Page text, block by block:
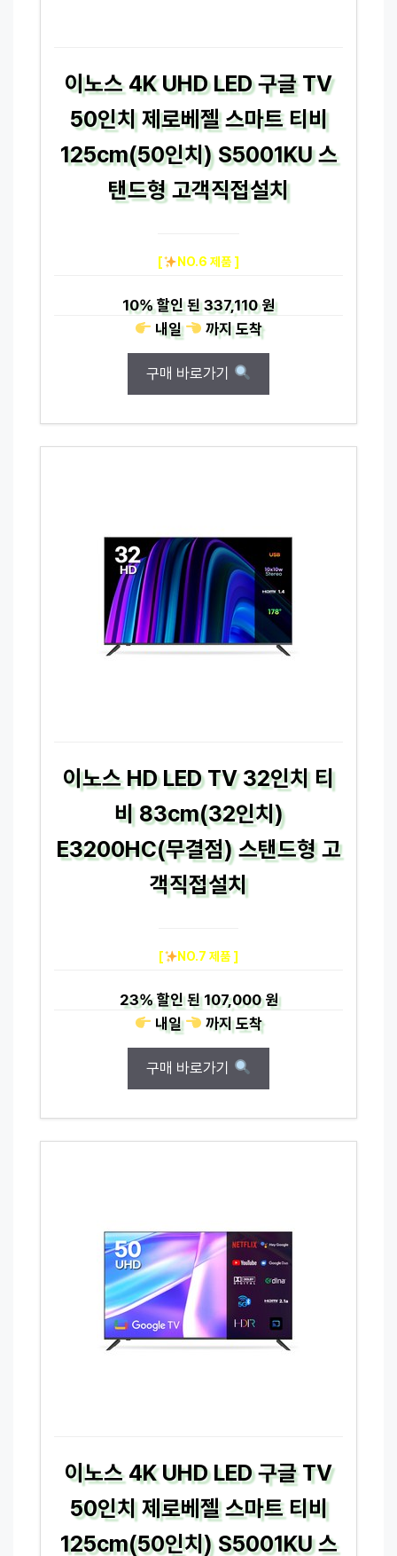
이노스 4K UHD LED 구글 TV
50인치 제로베젤 스마트 티비
125cm(50인치) S5001KU 스
탠드형 고객직접설치
[ NO.6 제품 ]
10%할인 된337,110 원
내일
까지도착
구매 바로가기
이노스 HD LED TV 32인치 티
비 83cm(32인치)
E3200HC(무결점) 스탠드형 고
객직접설치
[ NO.7 제품 ]
23%할인 된107,000 원
내일
까지도착
구매 바로가기
이노스 4K UHD LED 구글 TV
50인치 제로베젤 스마트 티비
125cm(50인치) S5001KU 스